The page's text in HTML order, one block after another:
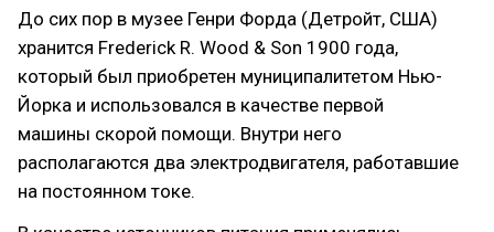
До сих пор в музее Генри Форда (Детройт, США)
хранится Frederick R. Wood & Son 1900 года,
который был приобретен муниципалитетом Нью-
Йорка и использовался в качестве первой
машины скорой помощи. Внутри него
располагаются два электродвигателя, работавшие
на постоянном токе.